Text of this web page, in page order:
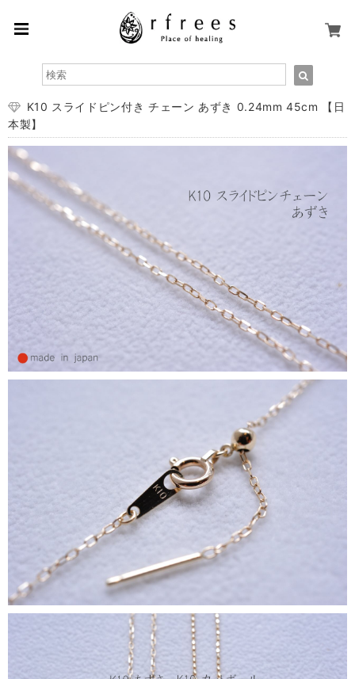
K10 スライドピン付き チェーン あずき 0.24mm 45cm 【日
本製】